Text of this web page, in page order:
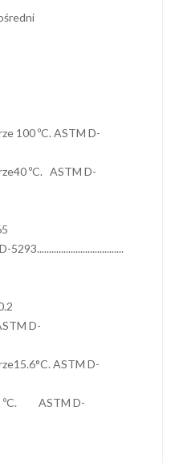
100 ºC. ASTM D-
ºC. ASTM D-
D-
ASTM D-
ºC. ASTM D-